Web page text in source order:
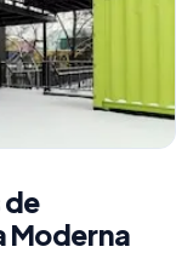
de
Moderna